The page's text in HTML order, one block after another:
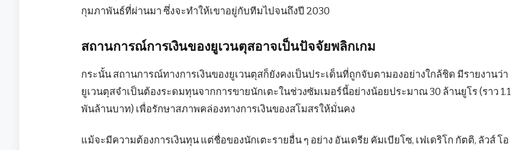
กุมภาพันธ์ที่ผ่านมา ซึ่งจะทำให้เขาอยู่กับทีมไปจนถึงปี 2030
สถานการณ์การเงินของยูเวนตุสอาจเป็นปัจจัยพลิกเกม
กระนั้น สถานการณ์ทางการเงินของยูเวนตุสก็ยังคงเป็นประเด็นที่ถูกจับตามองอย่างใกล้ชิด มีรายงานว่า
ยูเวนตุสจำเป็นต้องระดมทุนจากการขายนักเตะในช่วงซัมเมอร์นี้อย่างน้อยประมาณ 30 ล้านยูโร (ราว 1.1
พันล้านบาท) เพื่อรักษาสภาพคล่องทางการเงินของสโมสรให้มั่นคง
แม้จะมีความต้องการเงินทุน แต่ชื่อของนักเตะรายอื่น ๆ อย่าง อันเดรีย คัมเบียโซ, เฟเดริโก กัตติ, ลัวส์ โอ